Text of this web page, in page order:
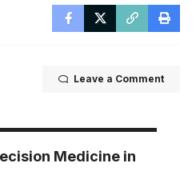
Leave a Comment
Medicine in